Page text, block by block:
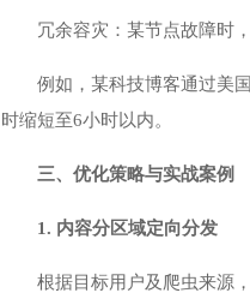
冗余容灾：某节点故障时
例如，某科技博客通过美
时缩短至6小时以内。
三、优化策略与实战案例
1. 内容分区域定向分发
根据目标用户及爬虫来源